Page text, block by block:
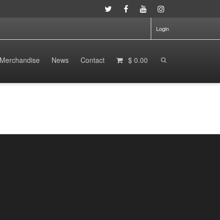
Login
News Contact $ 0.00